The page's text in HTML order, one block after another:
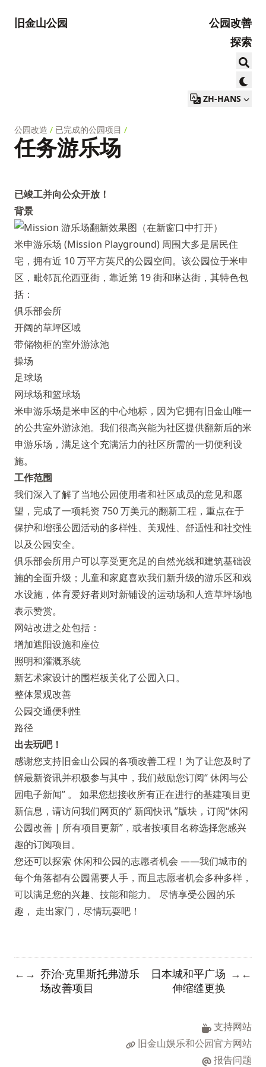
旧金山公园
公园改善
探索
ZH-HANS
公园改造 / 已完成的公园项目 /
任务游乐场
已竣工并向公众开放！
背景
米申游乐场 (Mission Playground) 周围大多是居民住
宅，拥有近 10 万平方英尺的公园空间。该公园位于米申
区，毗邻瓦伦西亚街，靠近第 19 街和琳达街，其特色包
括：
俱乐部会所
开阔的草坪区域
带储物柜的室外游泳池
操场
足球场
网球场和篮球场
米申游乐场是米申区的中心地标，因为它拥有旧金山唯一
的公共室外游泳池。我们很高兴能为社区提供翻新后的米
申游乐场，满足这个充满活力的社区所需的一切便利设
施。
工作范围
我们深入了解了当地公园使用者和社区成员的意见和愿
望，完成了一项耗资 750 万美元的翻新工程，重点在于
保护和增强公园活动的多样性、美观性、舒适性和社交性
以及公园安全。
俱乐部会所用户可以享受更充足的自然光线和建筑基础设
施的全面升级；儿童和家庭喜欢我们新升级的游乐区和戏
水设施，体育爱好者则对新铺设的运动场和人造草坪场地
表示赞赏。
网站改进之处包括：
增加遮阳设施和座位
照明和灌溉系统
新艺术家设计的围栏板美化了公园入口。
整体景观改善
公园交通便利性
路径
出去玩吧！
感谢您支持旧金山公园的各项改善工程！为了让您及时了
解最新资讯并积极参与其中，我们鼓励您订阅“休闲与公
园电子新闻” 。 如果您想接收所有正在进行的基建项目更
新信息，请访问我们网页的“ 新闻快讯”版块，订阅“休闲
公园改善 | 所有项目更新”，或者按项目名称选择您感兴
趣的订阅项目。
您还可以探索 休闲和公园的志愿者机会 ——我们城市的
每个角落都有公园需要人手，而且志愿者机会多种多样，
可以满足您的兴趣、技能和能力。 尽情享受公园的乐
趣， 走出家门，尽情玩耍吧！
← → 乔治·克里斯托弗游乐
场改善项目
日本城和平广场
伸缩缝更换
→ ←
支持网站
旧金山娱乐和公园官方网站
报告问题